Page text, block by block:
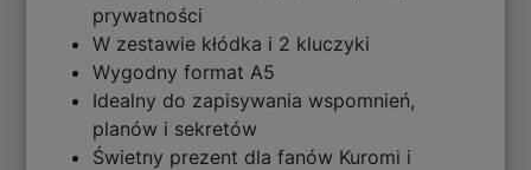
prywatności
W zestawie kłódka i 2 kluczyki
Wygodny format A5
Idealny do zapisywania wspomnień,
planów i sekretów
Świetny prezent dla fanów Kuromi i